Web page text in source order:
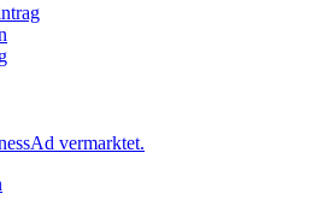
vermarktet.